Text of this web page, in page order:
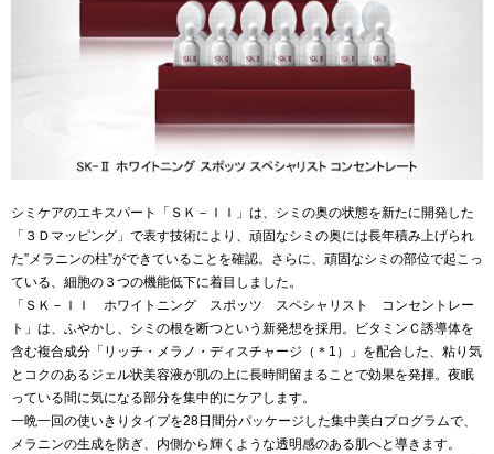
シミケアのエキスパート「ＳＫ－ＩＩ」は、シミの奥の状態を新たに開発した
「３Ｄマッピング」で表す技術により、頑固なシミの奥には長年積み上げられ
た”メラニンの柱”ができていることを確認。さらに、頑固なシミの部位で起こっ
ている、細胞の３つの機能低下に着目しました。
「ＳＫ－ＩＩ ホワイトニング スポッツ スペシャリスト コンセントレー
ト」は、ふやかし、シミの根を断つという新発想を採用。ビタミンＣ誘導体を
含む複合成分「リッチ・メラノ・ディスチャージ（＊1）」を配合した、粘り気
とコクのあるジェル状美容液が肌の上に長時間留まることで効果を発揮。夜眠
っている間に気になる部分を集中的にケアします。
一晩一回の使いきりタイプを28日間分パッケージした集中美白プログラムで、
メラニンの生成を防ぎ、内側から輝くような透明感のある肌へと導きます。